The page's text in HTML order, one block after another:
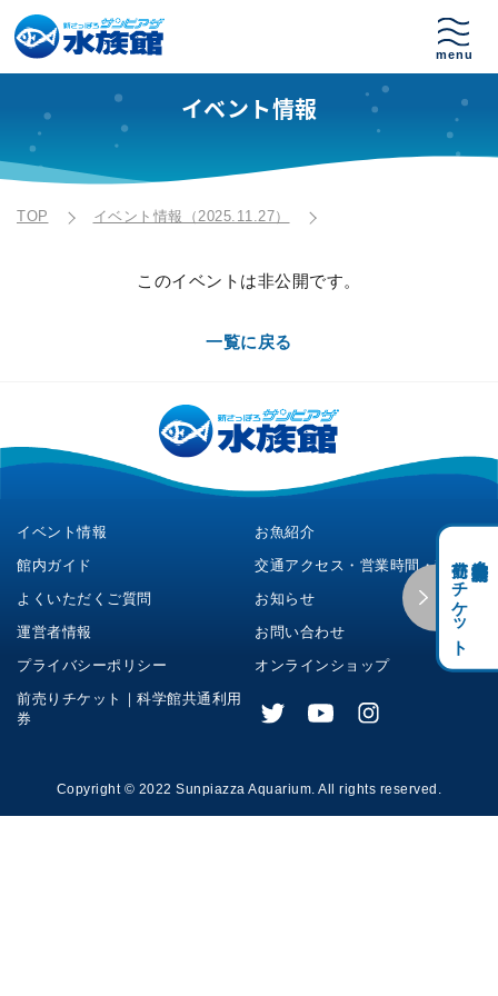
イベント情報
TOP イベント情報（2025.11.27）
このイベントは非公開です。
一覧に戻る
前売りチケット
イベント情報
お魚紹介
館内ガイド
交通アクセス・営業時間・料金
よくいただくご質問
お知らせ
運営者情報
お問い合わせ
プライバシーポリシー
オンラインショップ
前売りチケット｜科学館共通利用
券
Copyright © 2022 Sunpiazza Aquarium. All rights reserved.